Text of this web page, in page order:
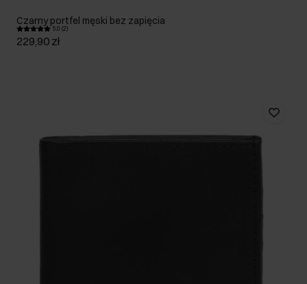
Czarny portfel męski bez zapięcia
5.0 (2)
229,90 zł